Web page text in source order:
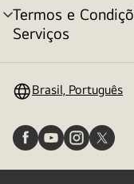
Termos e
Serviços
alternar
Brasil, Português